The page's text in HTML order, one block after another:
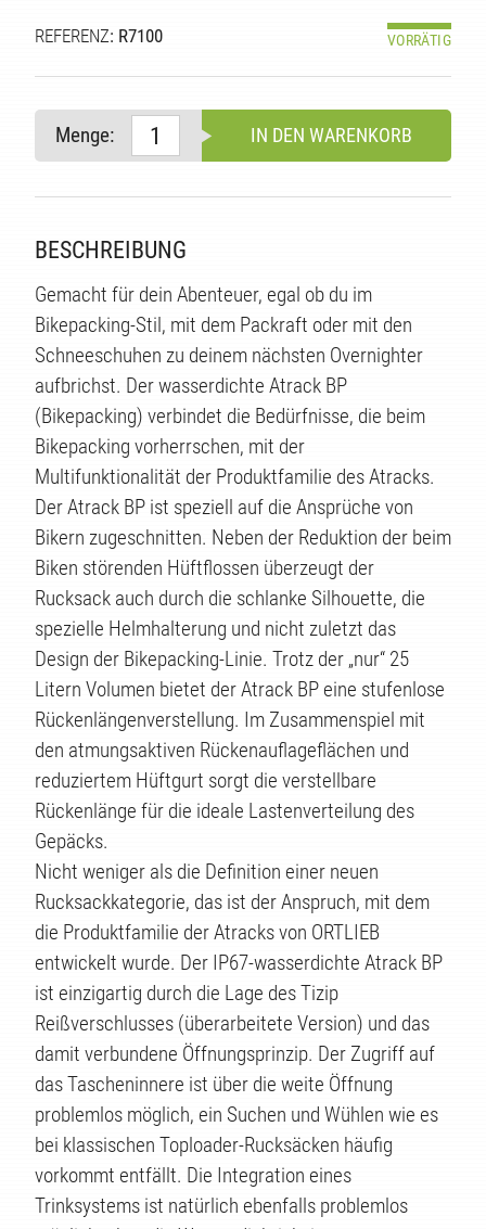
REFERENZ: R7100 VORRÄTIG
Menge: IN DEN WARENKORB
BESCHREIBUNG
Gemacht für dein Abenteuer, egal ob du im
Bikepacking-Stil, mit dem Packraft oder mit den
Schneeschuhen zu deinem nächsten Overnighter
aufbrichst. Der wasserdichte Atrack BP
(Bikepacking) verbindet die Bedürfnisse, die beim
Bikepacking vorherrschen, mit der
Multifunktionalität der Produktfamilie des Atracks.
Der Atrack BP ist speziell auf die Ansprüche von
Bikern zugeschnitten. Neben der Reduktion der beim
Biken störenden Hüftflossen überzeugt der
Rucksack auch durch die schlanke Silhouette, die
spezielle Helmhalterung und nicht zuletzt das
Design der Bikepacking-Linie. Trotz der „nur“ 25
Litern Volumen bietet der Atrack BP eine stufenlose
Rückenlängenverstellung. Im Zusammenspiel mit
den atmungsaktiven Rückenauflageflächen und
reduziertem Hüftgurt sorgt die verstellbare
Rückenlänge für die ideale Lastenverteilung des
Gepäcks.
Nicht weniger als die Definition einer neuen
Rucksackkategorie, das ist der Anspruch, mit dem
die Produktfamilie der Atracks von ORTLIEB
entwickelt wurde. Der IP67-wasserdichte Atrack BP
ist einzigartig durch die Lage des Tizip
Reißverschlusses (überarbeitete Version) und das
damit verbundene Öffnungsprinzip. Der Zugriff auf
das Tascheninnere ist über die weite Öffnung
problemlos möglich, ein Suchen und Wühlen wie es
bei klassischen Toploader-Rucksäcken häufig
vorkommt entfällt. Die Integration eines
Trinksystems ist natürlich ebenfalls problemlos